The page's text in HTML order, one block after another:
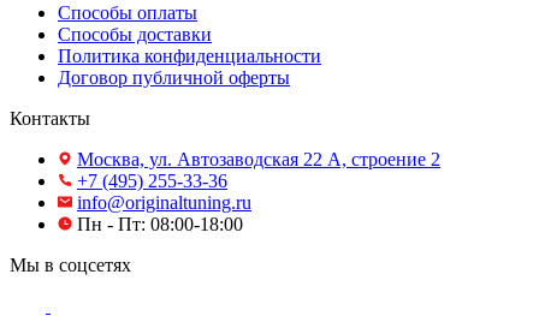
Способы оплаты
Способы доставки
Политика конфиденциальности
Договор публичной оферты
Контакты
Москва, ул. Автозаводская 22 А, строение 2
+7 (495) 255-33-36
info@originaltuning.ru
Пн - Пт: 08:00-18:00
Мы в соцсетях